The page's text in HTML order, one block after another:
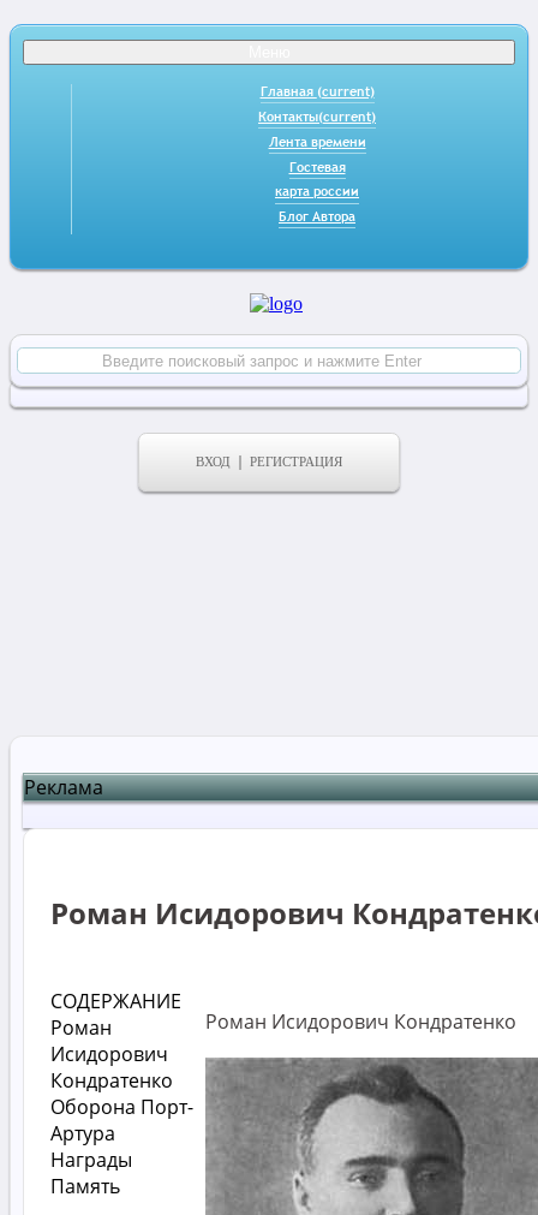
Главная (current)
Контакты(current)
Лента времени
Гостевая
карта россии
Блог Автора
ВХОД РЕГИСТРАЦИЯ
Реклама
Роман Исидорович
Роман Исидорович Кондратенко
СОДЕРЖАНИЕ
Роман
Исидорович
Кондратенко
Оборона Порт-
Артура
Награды
Память